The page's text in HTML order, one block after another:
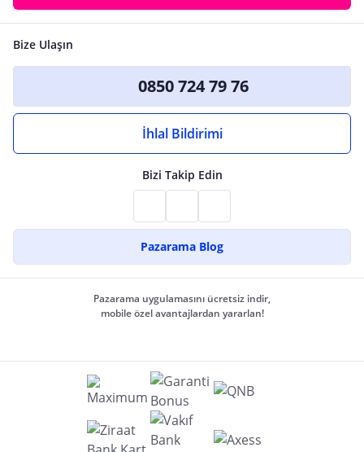
Bize Ulaşın
0850 724 79 76
İhlal Bildirimi
Bizi Takip Edin
Pazarama Blog
Pazarama uygulamasını ücretsiz indir,
mobile özel avantajlardan yararlan!